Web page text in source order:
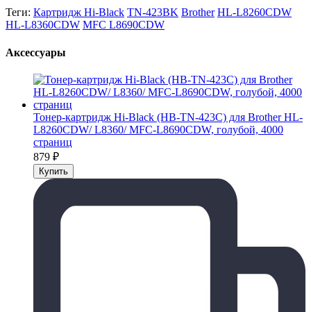
Теги: Картридж Hi-Black TN-423BK Brother HL-L8260CDW
HL-L8360CDW MFC L8690CDW
Аксессуары
Тонер-картридж Hi-Black (HB-TN-423C) для Brother HL-
L8260CDW/ L8360/ MFC-L8690CDW, голубой, 4000
страниц
879 ₽